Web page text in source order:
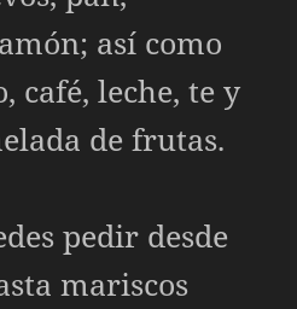
así como
café, leche, te y
de frutas.
pedir desde
mariscos